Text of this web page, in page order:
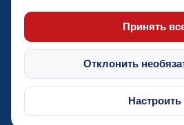
© Федерация хоккея Москвы 2013 - 2026.
Принять
Отклонить
Настроить